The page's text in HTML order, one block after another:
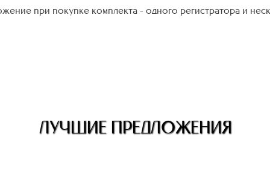
при покупке комплекта - одного регистратора и
ЛУЧШИЕ ПРЕДЛОЖЕНИЯ